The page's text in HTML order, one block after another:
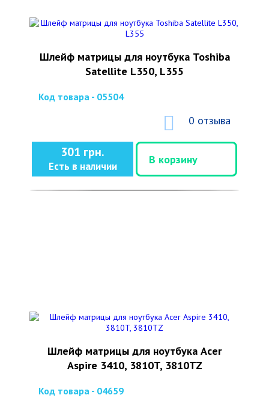
Шлейф матрицы для ноутбука Toshiba
Satellite L350, L355
Код товара - 05504
0 отзыва
301 грн.
Есть в наличии
В корзину
Шлейф матрицы для ноутбука Acer
Aspire 3410, 3810T, 3810TZ
Код товара - 04659